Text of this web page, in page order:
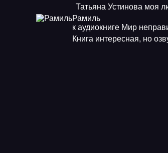
Татьяна Устинова моя
Рамиль
к аудиокниге Мир
Книга интересная, но